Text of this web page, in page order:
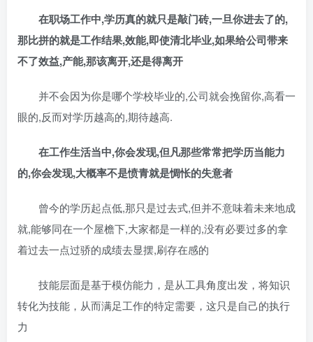
在职场工作中,学历真的就只是敲门砖,一旦你进去了的,
那比拼的就是工作结果,效能,即使清北毕业,如果给公司带来
不了效益,产能,那该离开,还是得离开
并不会因为你是哪个学校毕业的,公司就会挽留你,高看一
眼的,反而对学历越高的,期待越高.
在工作生活当中,你会发现,但凡那些常常把学历当能力
的,你会发现,大概率不是愤青就是惆怅的失意者
曾今的学历起点低,那只是过去式,但并不意味着未来地成
就,能够同在一个屋檐下,大家都是一样的,没有必要过多的拿
着过去一点过骄的成绩去显摆,刷存在感的
技能层面是基于模仿能力，是从工具角度出发，将知识
转化为技能，从而满足工作的特定需要，这只是自己的执行
力